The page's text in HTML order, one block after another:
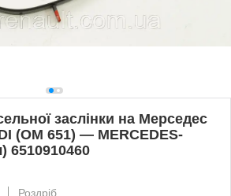
заслінки на Мерседес
(OM 651) — MERCEDES-
6510910460
Роздріб